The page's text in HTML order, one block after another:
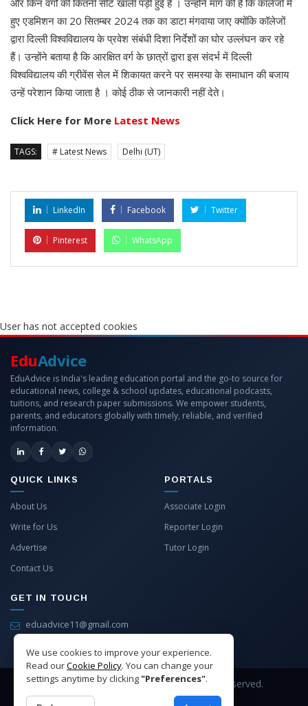
और किन वर्गों की कितनी सीटें खाली पड़ी हुई है । उन्होंने मांग की है कि कॉलेजों में
हुए एडमिशन का 20 सितम्बर 2024 तक का डाटा मंगवाया जाए क्योंकि कॉलेजों
द्वारा दिल्ली विश्वविद्यालय के प्रवेश संबंधी दिशा निर्देशों का घोर उल्लंघन कर रहे
हैं। उन्होंने बताया है कि आरक्षित वर्ग के छात्रों द्वारा इस संदर्भ में दिल्ली
विश्वविद्यालय की ग्रीवेंस सेल में शिकायत करने पर समस्या के समाधान की बजाय
उन्हें परेशान किया जाता है । कोई ठीक से जानकारी नहीं देते।
Click Here for More Latest News
TAGS: # Latest News Delhi (UT)
LinkedIn Facebook Twitter
Pinterest WhatsApp
User has not accepted cookies
We use cookies to improve your experience.
Read ourCookie Policy. You can change your
settings anytime by clicking"Preferences".
EduAdvice
EduAdvice is India's leading education portal and the go-to source for
educational news, college & school updates, educational podcasts,
tuitions, and research paper submissions. We empower students,
parents, and educators globally with timely, reliable, and verified
information.
QUICK LINKS
About Us
Write for Us
Advertise
Contact Us
PORTALS
Associate Login
Reporter Login
Tutor Login
GET IN TOUCH
eduadvice11@gmail.com
Copyright © 2026 EduAdvice. All Rights Reserved.